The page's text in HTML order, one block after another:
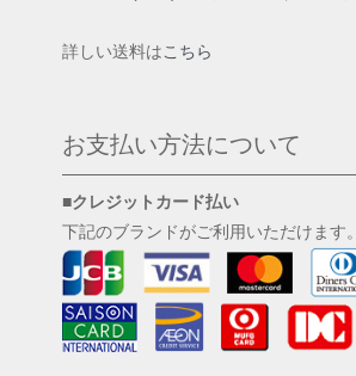
詳しい送料はこちら
お支払い方法について
■クレジットカード払い
下記のブランドがご利用いただけます。